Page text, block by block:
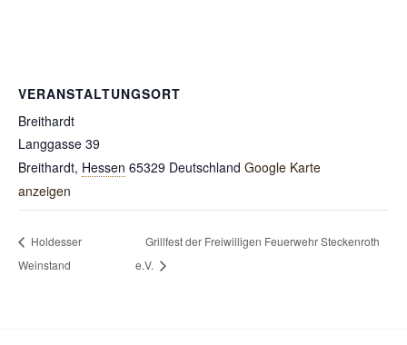
VERANSTALTUNGSORT
Breithardt
Langgasse 39
Breithardt, Hessen 65329 Deutschland Google Karte
anzeigen
Holdesser
Weinstand
Grillfest der Freiwilligen Feuerwehr Steckenroth
e.V.